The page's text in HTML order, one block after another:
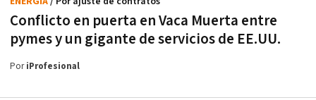
Conflicto en puerta en Vaca Muerta entre
pymes y un gigante de servicios de EE.UU.
PoriProfesional